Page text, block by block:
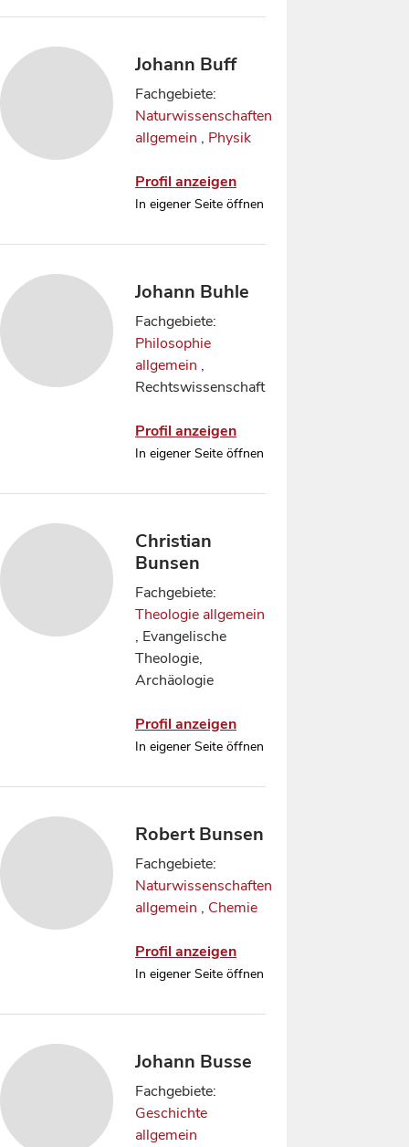
Johann Buff
Fachgebiete:
Naturwissenschaften
allgemein , Physik
Profil anzeigen
In eigener Seite öffnen
Johann Buhle
Fachgebiete:
Philosophie
allgemein ,
Rechtswissenschaft
Profil anzeigen
In eigener Seite öffnen
Christian
Bunsen
Fachgebiete:
Theologie allgemein
, Evangelische
Theologie,
Archäologie
Profil anzeigen
In eigener Seite öffnen
Robert Bunsen
Fachgebiete:
Naturwissenschaften
allgemein , Chemie
Profil anzeigen
In eigener Seite öffnen
Johann Busse
Fachgebiete:
Geschichte
allgemein